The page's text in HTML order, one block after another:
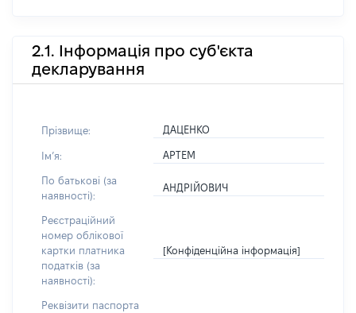
2.1. Інформація про суб'єкта
декларування
Прізвище: ДАЦЕНКО
Імʼя: АРТЕМ
По батькові (за
наявності):
АНДРІЙОВИЧ
Реєстраційний
номер облікової
картки платника
податків (за
наявності):
[Конфіденційна інформація]
Реквізити паспорта